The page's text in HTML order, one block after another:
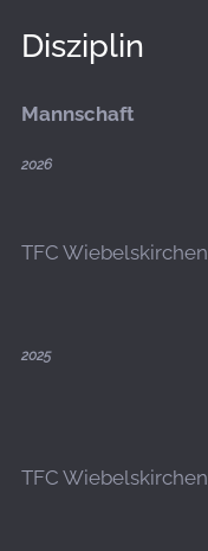
Disziplin
Mannschaft
2026
TFC Wiebelskirchen
2025
TFC Wiebelskirchen